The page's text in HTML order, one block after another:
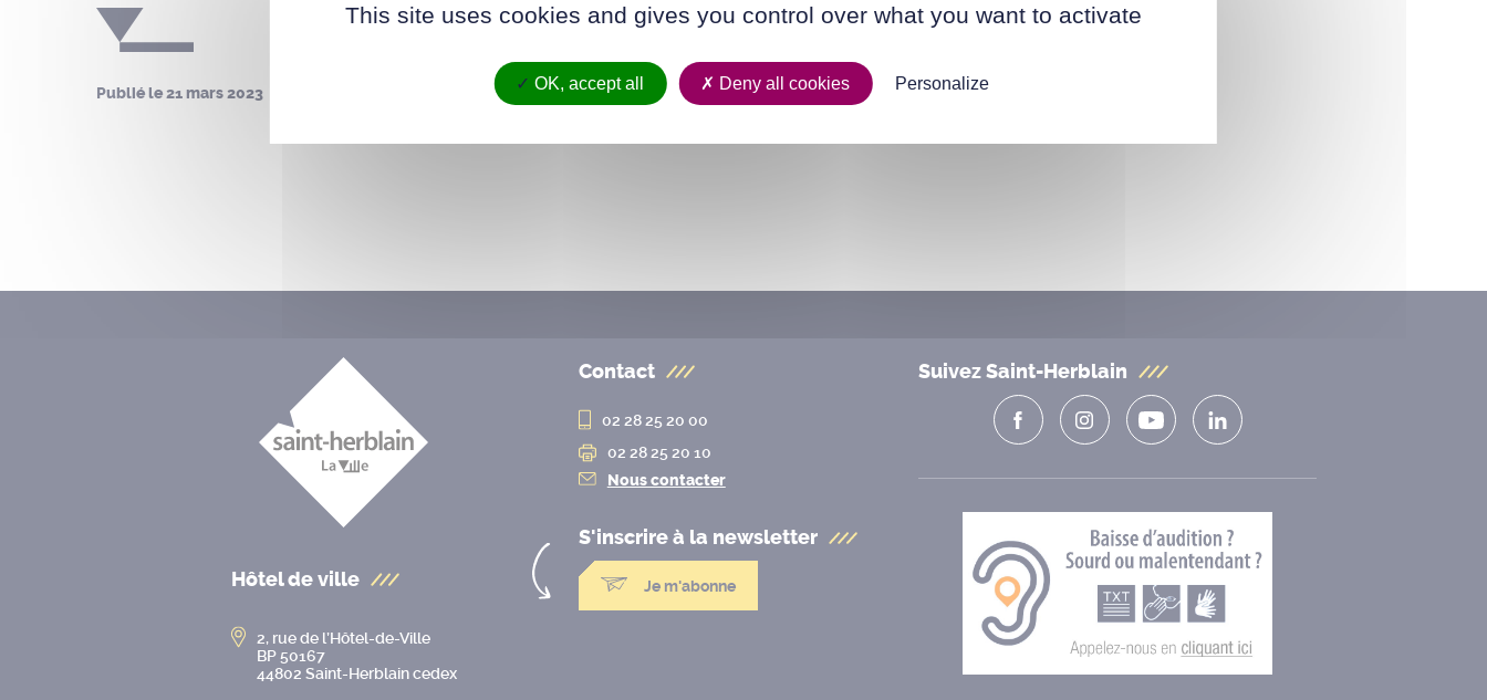
Publié le21 mars 2023
Hôtel de ville
2, rue de l’Hôtel-de-Ville
BP 50167
44802 Saint-Herblain cedex
Contact
02 28 25 20 00
02 28 25 20 10
Nous contacter
S'inscrire à la newsletter
Je m'abonne
Suivez Saint-Herblain
This site uses cookies and gives you control over what you want to activate
OK, accept all Deny all cookies Personalize